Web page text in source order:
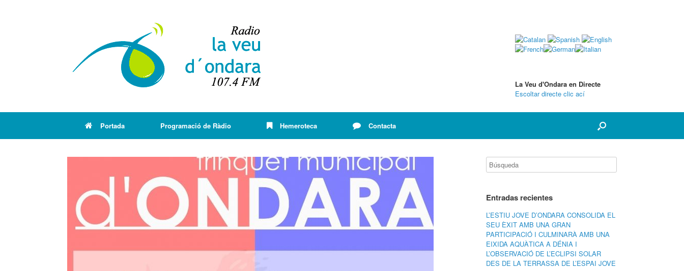
La Veu d'Ondara en Directe
Escoltar directe clic ací
Portada Programació de Ràdio Hemeroteca Contacta
Entradas recientes
L’ESTIU JOVE D’ONDARA CONSOLIDA EL
SEU ÈXIT AMB UNA GRAN
PARTICIPACIÓ I CULMINARÀ AMB UNA
EIXIDA AQUÀTICA A DÉNIA I
L’OBSERVACIÓ DE L’ECLIPSI SOLAR
DES DE LA TERRASSA DE L’ESPAI JOVE